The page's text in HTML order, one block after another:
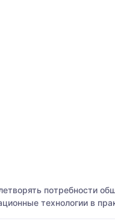
потребности
технологии в